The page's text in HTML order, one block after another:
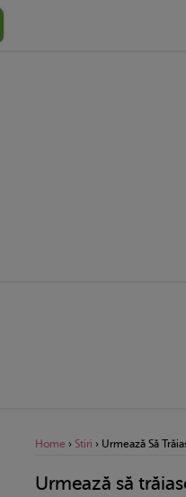
Home › Stiri › Urmează Să
Urmează să